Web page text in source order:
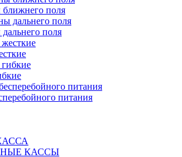
поля
поля
питания